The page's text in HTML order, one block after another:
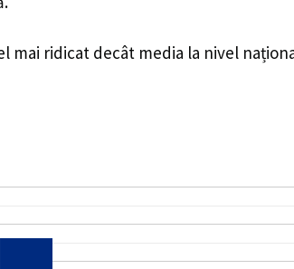
mai ridicat decât media la nivel